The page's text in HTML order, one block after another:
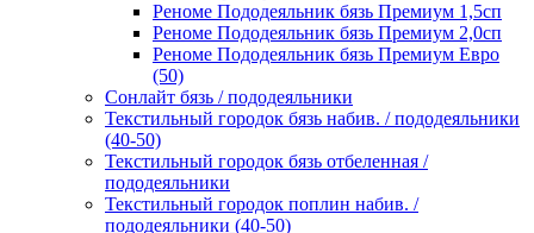
Реноме Пододеяльник бязь Премиум 1,5сп
Реноме Пододеяльник бязь Премиум 2,0сп
Реноме Пододеяльник бязь Премиум Евро
(50)
Сонлайт бязь / пододеяльники
Текстильный городок бязь набив. / пододеяльники
(40-50)
Текстильный городок бязь отбеленная /
пододеяльники
Текстильный городок поплин набив. /
пододеяльники (40-50)